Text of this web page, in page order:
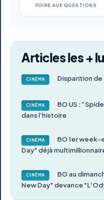
FOIRE AUX QUESTIONS
Articles les +
CINÉMA Disparition
CINÉMA
BO US :
dans l’histoire
CINÉMA
BO 1er week-
Day" déjà
CINÉMA
BO au
New Day" devance